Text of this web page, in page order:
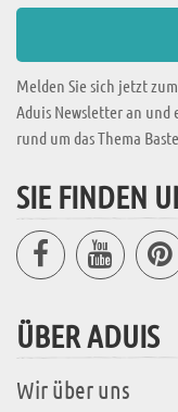
Melden Sie sich jetzt
Aduis Newsletter an
rund um das Thema
SIE FINDEN
ÜBER ADUIS
Wir über uns